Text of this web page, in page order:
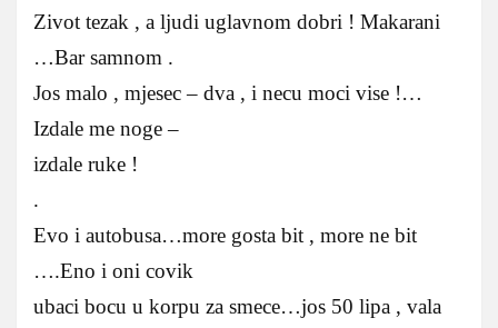
Zivot tezak , a ljudi uglavnom dobri ! Makarani
…Bar samnom .
Jos malo , mjesec – dva , i necu moci vise !…
Izdale me noge –
izdale ruke !
.
Evo i autobusa…more gosta bit , more ne bit
….Eno i oni covik
ubaci bocu u korpu za smece…jos 50 lipa , vala